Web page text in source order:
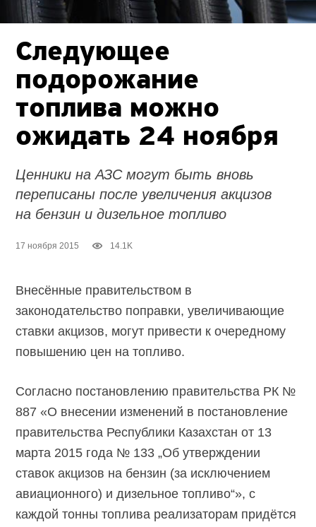
Следующее
подорожание
топлива можно
ожидать 24 ноября
Ценники на АЗС могут быть вновь
переписаны после увеличения акцизов
на бензин и дизельное топливо
17 ноября 2015 14.1K
Внесённые правительством в
законодательство поправки, увеличивающие
ставки акцизов, могут привести к очередному
повышению цен на топливо.
Согласно постановлению правительства РК №
887 «О внесении изменений в постановление
правительства Республики Казахстан от 13
марта 2015 года № 133 „Об утверждении
ставок акцизов на бензин (за исключением
авиационного) и дизельное топливо“», с
каждой тонны топлива реализаторам придётся